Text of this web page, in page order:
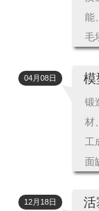
能
毛
模
锻
材
工
面
04月08日
活
12月18日